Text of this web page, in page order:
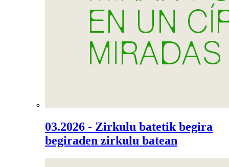
03.2026 - Zirkulu batetik begira
begiraden zirkulu batean